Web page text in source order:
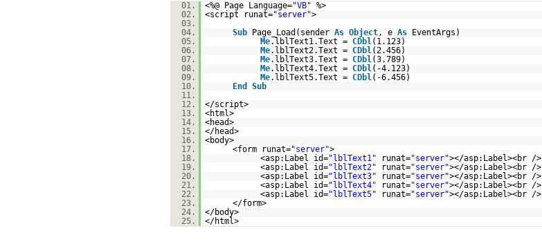
01. <%@ Page Language="VB" %>
02.
<script runat="server">
03.
04.
Sub Page_Load(sender As Object, e As
EventArgs)
05.
Me.lblText1.Text = CDbl(1.123)
06.
Me.lblText2.Text = CDbl(2.456)
07.
Me.lblText3.Text = CDbl(3.789)
08.
Me.lblText4.Text = CDbl(-4.123)
09.
Me.lblText5.Text = CDbl(-6.456)
10.
End
Sub
11.
12.
</script>
13.
<html>
14.
<head>
15.
</head>
16.
<body>
17.
<form runat="server">
18.
<asp:Label id="lblText1" runat="server"></asp:Label><br />
19.
<asp:Label id="lblText2" runat="server"></asp:Label><br />
20.
<asp:Label id="lblText3" runat="server"></asp:Label><br />
21.
<asp:Label id="lblText4" runat="server"></asp:Label><br />
22.
<asp:Label id="lblText5" runat="server"></asp:Label><br />
23.
</form>
24.
</body>
25.
</html>